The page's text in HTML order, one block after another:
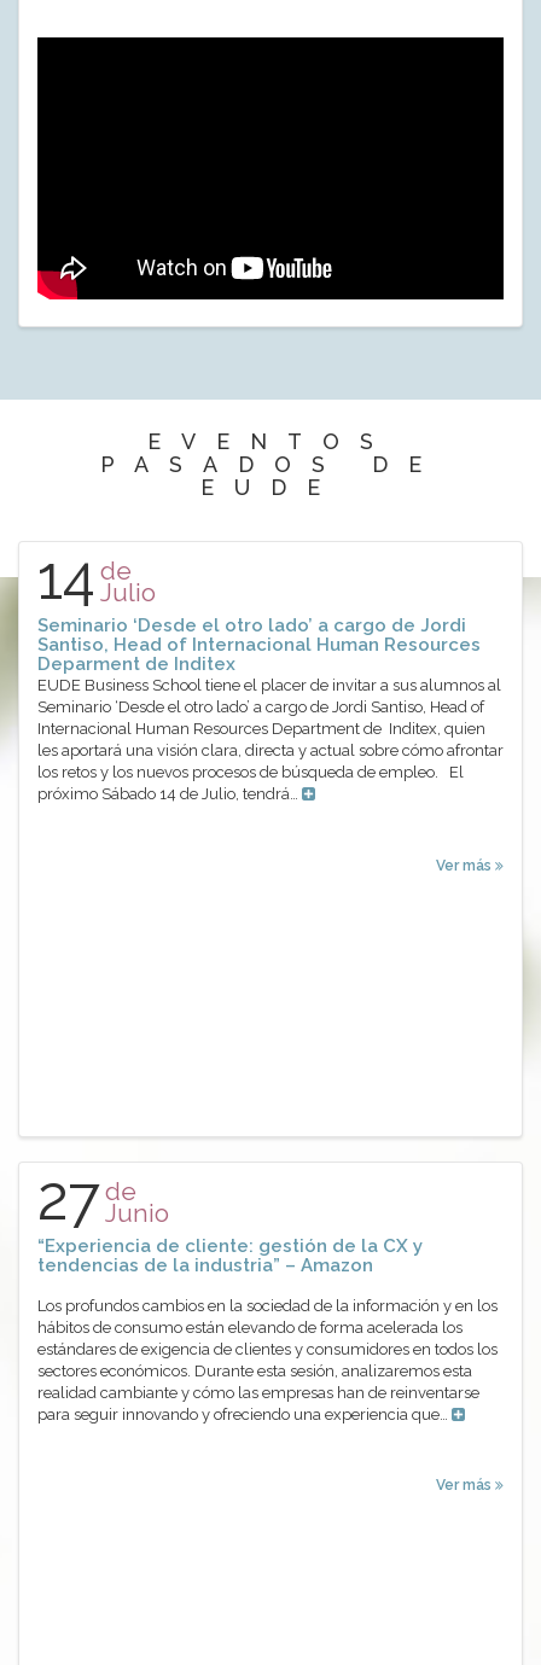
EVENTOS
PASADOS DE
EUDE
14 de
Julio
Seminario ‘Desde el otro lado’ a cargo de Jordi
Santiso, Head of Internacional Human Resources
Deparment de Inditex
EUDE Business School tiene el placer de invitar a sus alumnos al
Seminario ‘Desde el otro lado’ a cargo de Jordi Santiso, Head of
Internacional Human Resources Department de Inditex, quien
les aportará una visión clara, directa y actual sobre cómo afrontar
los retos y los nuevos procesos de búsqueda de empleo. El
próximo Sábado 14 de Julio, tendrá…
Ver más
27de
Junio
“Experiencia de cliente: gestión de la CX y
tendencias de la industria” – Amazon
Los profundos cambios en la sociedad de la información y en los
hábitos de consumo están elevando de forma acelerada los
estándares de exigencia de clientes y consumidores en todos los
sectores económicos. Durante esta sesión, analizaremos esta
realidad cambiante y cómo las empresas han de reinventarse
para seguir innovando y ofreciendo una experiencia que…
Ver más